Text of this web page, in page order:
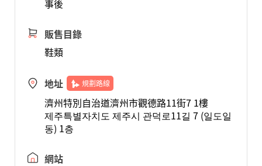
事後
販售目錄
鞋類
地址 規劃路線
濟州特別自治道濟州市觀德路11街7 1樓
제주특별자치도 제주시 관덕로11길 7 (일도일
동) 1층
網站